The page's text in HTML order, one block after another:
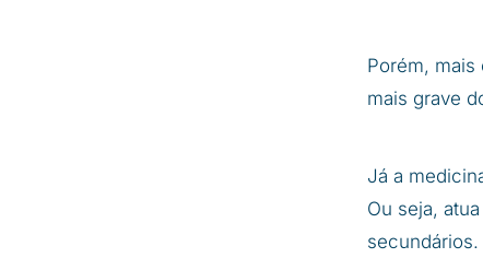
Porém, mais
mais grave
Já a
Ou seja,
secundários.